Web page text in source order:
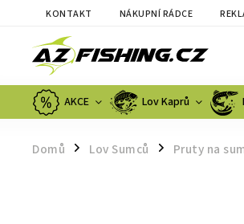
KONTAKT NÁKUPNÍ RÁDCE
AKCE Lov Kaprů
Domů / Lov Sumců / Pruty na